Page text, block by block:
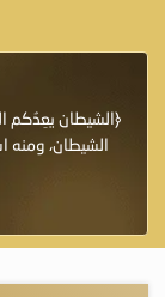
الشيطان، ومنه